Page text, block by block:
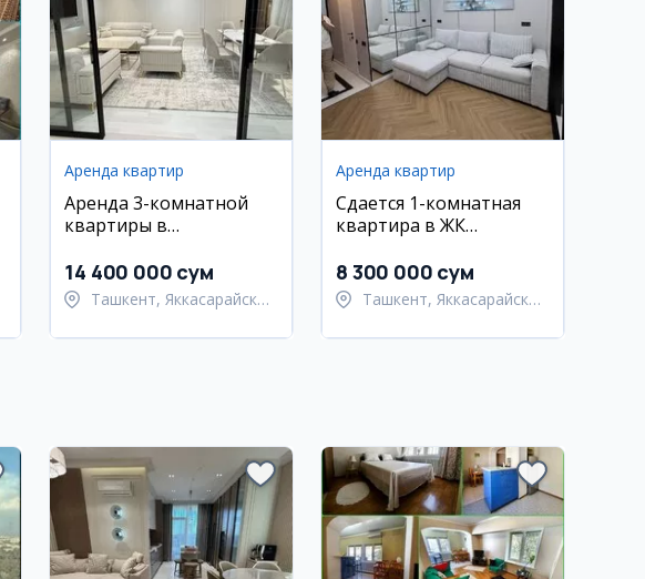
Аренда квартир
Аренда 3-комнатной
квартиры в
14 400 000 сум
Ташкент, Яккасарайский
Аренда квартир
Сдается 1-комнатная
квартира в ЖК
8 300 000 сум
Ташкент, Яккасарайский